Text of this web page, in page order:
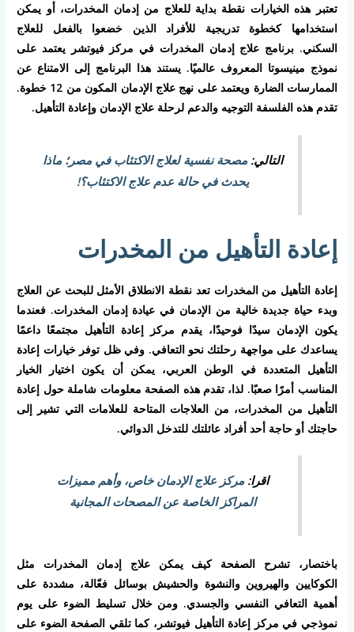
تعتبر هذه الخيارات نقطة بداية للعلاج من إدمان المخدرات، أو يمكن
استخدامها كخطوة تدريجية للأفراد الذين خضعوا بالفعل للعلاج
السكني. برنامج علاج إدمان المخدرات في مركز فيوتشر يعتمد على
نموذج مينيسوتا المعروف عالميًا. يستند هذا البرنامج إلى الامتناع عن
الممارسات الضارة ويعتمد على نهج علاج الإدمان المكون من 12 خطوة.
تقدم هذه الفلسفة التوجيه والدعم لرحلة علاج الإدمان وإعادة التأهيل.
التالي: مصحة نفسية لعلاج الاكتئاب في مصر؛ ماذا
يحدث في حالة عدم علاج الاكتئاب؟!
إعادة التأهيل من المخدرات
إعادة التأهيل من المخدرات تعد نقطة الانطلاق الأمثل للبحث عن العلاج
وبدء حياة جديدة خالية من الإدمان في عيادة إدمان المخدرات. فعندما
يكون الإدمان سيدًا فوحيدًا، يقدم مركز إعادة التأهيل مجتمعًا داعمًا
يساعدك على مواجهة رحلتك نحو التعافي. وفي ظل توفر خيارات إعادة
التأهيل المتعددة في الوطن العربي، يمكن أن يكون اختيار الخيار
المناسب أمرًا صعبًا. لذا، تقدم هذه الصفحة معلومات شاملة حول إعادة
التأهيل من المخدرات، من العلاجات المتاحة للعلامات التي تشير إلى
حاجتك أو حاجة أحد أفراد عائلتك للتدخل الدوائي.
اقرا: مركز علاج الإدمان خاص، وأهم مميزات
المراكز الخاصة عن المصحات المجانية
باختصار، تشرح الصفحة كيف يمكن علاج إدمان المخدرات مثل
الكوكايين والهيروين والنشوة والحشيش بوسائل فعّالة، مشددة على
أهمية التعافي النفسي والجسدي. ومن خلال تسليط الضوء على يوم
نموذجي في مركز إعادة التأهيل فيوتشر، كما تلقي الصفحة الضوء على